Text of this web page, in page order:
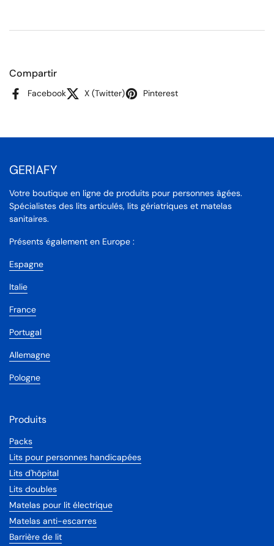
Compartir
Facebook X (Twitter) Pinterest
GERIAFY
Votre boutique en ligne de produits pour personnes âgées.
Spécialistes des lits articulés, lits gériatriques et matelas
sanitaires.
Présents également en Europe :
Espagne
Italie
France
Portugal
Allemagne
Pologne
Produits
Packs
Lits pour personnes handicapées
Lits d'hôpital
Lits doubles
Matelas pour lit électrique
Matelas anti-escarres
Barrière de lit